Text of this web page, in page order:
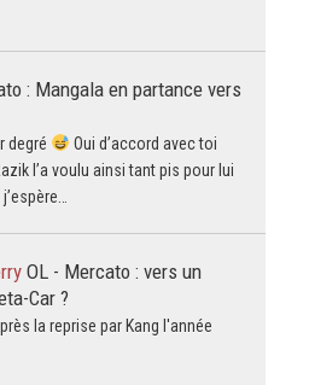
: Mangala en partance vers
degré
Oui d’accord avec toi
l’a voulu ainsi tant pis pour lui
j’espère…
OL - Mercato : vers un
Car ?
la reprise par Kang l'année